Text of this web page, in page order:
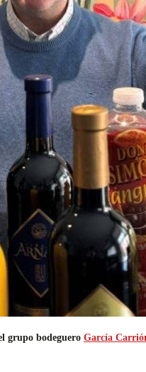
grupo bodeguero García